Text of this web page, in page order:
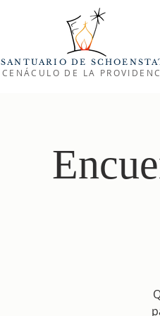
SANTUARIO DE
CENÁCULO DE LA